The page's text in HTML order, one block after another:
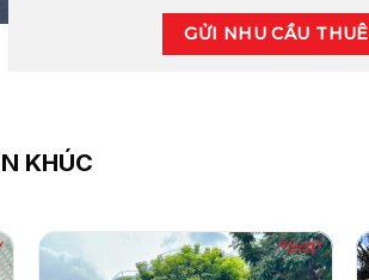
GỬI NHU CẦU THUÊ
KHÚC